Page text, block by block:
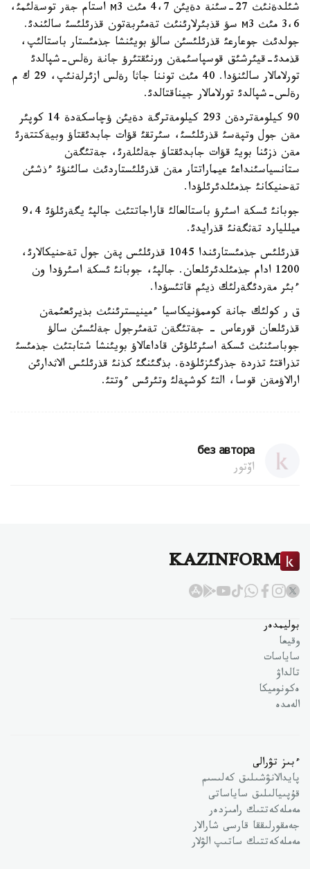
شئلدةنئث 27-سئنة دةيئن 4،7 مئث м3 استام جةر توسةلئمئ،
3،6 مئث м3 سؤ قذبئرلارئنئث تةمئربةتون قذرئلئسئ سالئندئ.
جولدئث جوعارعئ قذرئلئسئن سالؤ بويئنشا جذمئستار باستالئپ،
قذمدئ-قيئرشئق قوسپاسئمةن ورنئقتئرؤ جانة رةلس-شپالدئ
تورلامالار سالئنؤدا. 40 مئث توننا جاثا رةلس ازئرلةنئپ، 29 ك م
رةلس-شپالدئ تورلامالار جيناقتالدئ.
90 كيلومةتردةن 293 كيلومةترگة دةيئن ؤچاسكةدة 14 كوپئر
مةن جول وتپةسئ قذرئلئسئ، سئرتقئ قؤات جابدئقتاؤ وبيةكتتةرئ
مةن ذزئنا بويئ قؤات جابدئقتاؤ جةلئلةرئ، جةتئگةن
ستانسياسئنداعئ عيماراتتار مةن قذرئلئستاردئث سالئنؤئ ءذشئن
تةحنيكانئ جذمئلدئرئلؤدا.
جوبانئ ئسكة اسئرؤ باستالعالئ قاراجاتتئث جالپئ يگةرئلؤئ 9،4
ميلليارد تةثگةنئ قذرايدئ.
قذرئلئس جذمئستارئندا 1045 قذرئلئس پةن جول تةحنيكالارئ،
1200 ادام جذمئلدئرئلعان. جالپئ، جوبانئ ئسكة اسئرؤدا ون
ءبئر مةردئگةرلئك ذيئم قاتئسؤدا.
ق ر كولئك جانة كوممؤنيكاسيا ءمينيسترئنئث بذيرئعئمةن
قذرئلعان قورعاس - جةتئگةن تةمئرجول جةلئسئن سالؤ
جوباسئنئث ئسكة اسئرئلؤئن قاداعالاؤ بويئنشا شتابتئث جذمئسئ
تذراقتئ تذردة جذرگئزئلؤدة. بذگئنگئ كذنئ قذرئلئس الاثدارئن
ارالاؤمةن قوسا، التئ كوشپةلئ وتئرئس ءوتتئ.
без автора
اۆتور
KAZINFORM
بوليمدەر
وقيعا
ساياسات
تالداۋ
ەكونوميكا
الەمدە
ءبىز تۋرالى
پايدالانۋشىلىق كەلىسىم
قۇپىيالىلىق ساياساتى
مەملەكەتتىك رامىزدەر
جەمقورلىققا قارسى شارالار
مەملەكەتتىك ساتىپ الۋلار